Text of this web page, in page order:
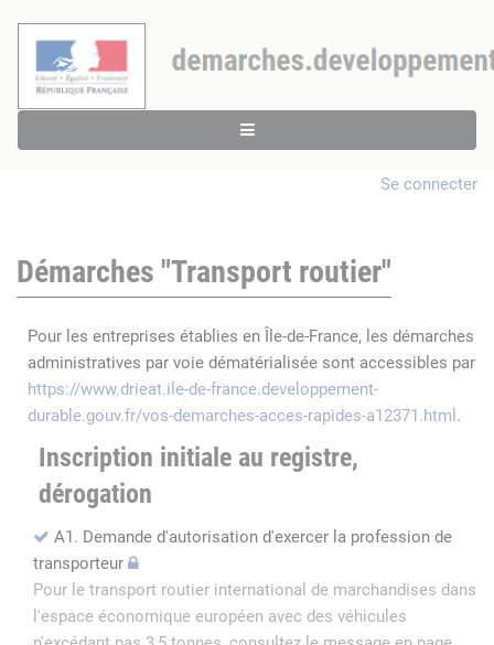
Se connecter
Démarches "Transport routier"
Pour les entreprises établies en Île-de-France, les démarches
administratives par voie dématérialisée sont accessibles par
https://www.drieat.ile-de-france.developpement-
durable.gouv.fr/vos-demarches-acces-rapides-a12371.html .
Inscription initiale au registre,
dérogation
A1. Demande d'autorisation d'exercer la profession de
transporteur
Pour le transport routier international de marchandises dans
l'espace économique européen avec des véhicules